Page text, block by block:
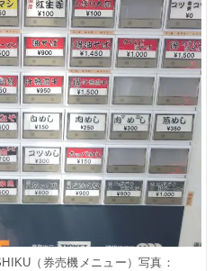
（券売機メニュー）写真：